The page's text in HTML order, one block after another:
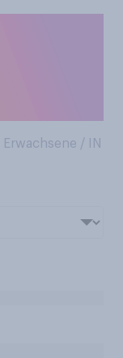
Erwachsene / IN